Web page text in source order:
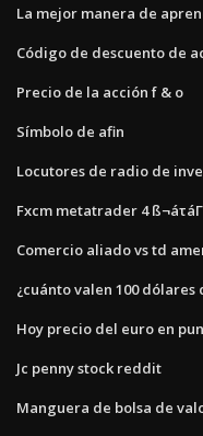
La mejor manera de
Código de descuento de
Precio de la acción f & o
Símbolo de afin
Locutores de radio de
Fxcm metatrader 4
Comercio aliado vs td
¿cuánto valen 100 dólares
Hoy precio del euro en
Jc penny stock reddit
Manguera de bolsa de